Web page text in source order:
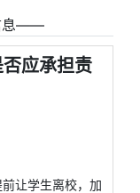
息――
应承担责
让学生离校，加